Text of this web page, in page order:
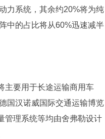
力系统，其余约20%将为纯
中的占比将从60%迅速减半
主要用于长途运输商用车
国汉诺威国际交通运输博览
管理系统等均由舍弗勒设计